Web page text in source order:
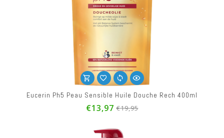
Eucerin Ph5 Peau Sensible Huile Douche Rech 400ml
€13,97 €19,95